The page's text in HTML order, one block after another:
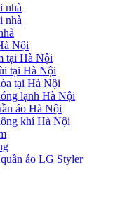
nhà
nhà
Nội
tại Hà Nội
tại Hà Nội
tại Hà Nội
lạnh Hà Nội
áo Hà Nội
khí Hà Nội
áo LG Styler